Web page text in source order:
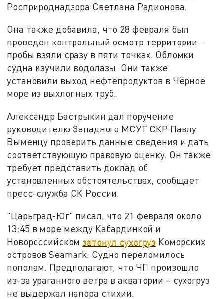
Росприроднадзора Светлана Радионова.
Она также добавила, что 28 февраля был
проведён контрольный осмотр территории –
пробы взяли сразу в пяти точках. Обломки
судна изучили водолазы. Они также
установили выход нефтепродуктов в Чёрное
море из выхлопных труб.
Александр Бастрыкин дал поручение
руководителю Западного МСУТ СКР Павлу
Выменцу проверить данные сведения и дать
соответствующую правовую оценку. Он также
требует представить доклад об
установленных обстоятельствах, сообщает
пресс-служба СК России.
"Царьград-Юг" писал, что 21 февраля около
13:45 в море между Кабардинкой и
Новороссийском затонул сухогруз Коморских
островов Seamark. Судно переломилось
пополам. Предполагают, что ЧП произошло
из-за ураганного ветра в акватории – сухогруз
не выдержал напора стихии.